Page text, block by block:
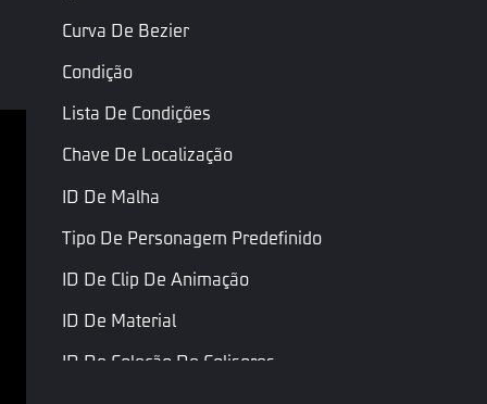
Curva De Bezier
Condição
Lista De Condições
Chave De Localização
ID De Malha
Tipo De Personagem Predefinido
ID De Clip De Animação
ID De Material
ID De Coleção De Colisores
Política de Privacidade
Termos e Condições
Copyright © Garena Online. As marcas registradas
pertencem aos seus respectivos proprietários. Todos